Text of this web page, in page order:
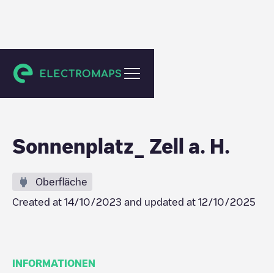
Zell am Harmersbach
Sonnenplatz_ Zell a. H.
Oberfläche
Created at 14/10/2023 and updated at 12/10/2025
INFORMATIONEN